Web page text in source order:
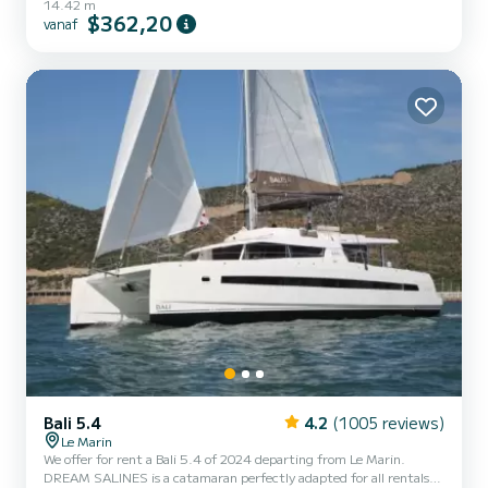
of 13 passengers. With a total length of 14 meters and 80
horsepower, it will be your best friend when spending extraordinary
Furling mainsail en een Furling g...
14.42 m
vanaf $362,20
Bali 5.4 4.2 (1005 reviews)
Le Marin
We offer for rent a Bali 5.4 of 2024 departing from Le Marin.
DREAM SALINES is a catamaran perfectly adapted for all rentals.